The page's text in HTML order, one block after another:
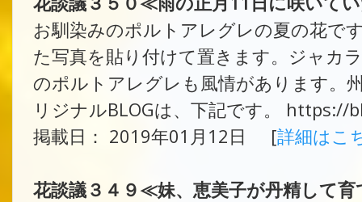
お馴染みのポルトアレグレの夏の花で
た写真を貼り付けて置きます。ジャカ
のポルトアレグレも風情があります。
リジナルBLOGは、下記です。
掲載日： 2019年01月12日 [詳細はこ
花談議３４９≪妹、恵美子が丹精して